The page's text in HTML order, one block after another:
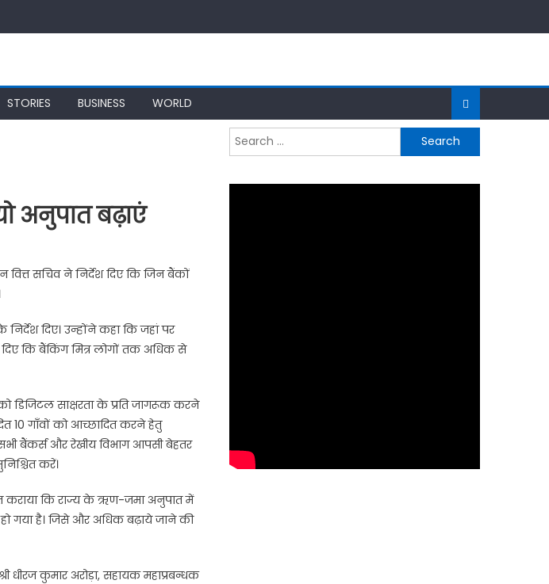
STORIES BUSINESS WORLD
अनुपात बढ़ाएं
वित्त सचिव ने निर्देश दिए कि जिन बैंकों
दिए। उन्होंने कहा कि जहां पर
कि बैंकिंग मित्र लोगों तक अधिक से
डिजिटल साक्षरता के प्रति जागरूक करने
10 गाँवों को आच्छादित करने हेतु
बैंकर्स और रेखीय विभाग आपसी बेहतर
करें।
कराया कि राज्य के ऋण-जमा अनुपात में
गया है। जिसे और अधिक बढ़ाये जाने की
धीरज कुमार अरोड़ा, सहायक महाप्रबन्धक
Search
for: